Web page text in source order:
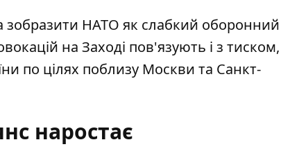
зобразити НАТО як слабкий оборонний
на Заході пов'язують і з тиском,
по цілях поблизу Москви та Санкт-
наростає